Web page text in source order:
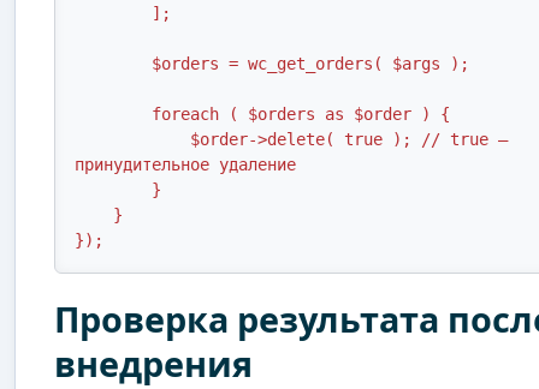
принудительное удаление
});
Проверка результата
внедрения